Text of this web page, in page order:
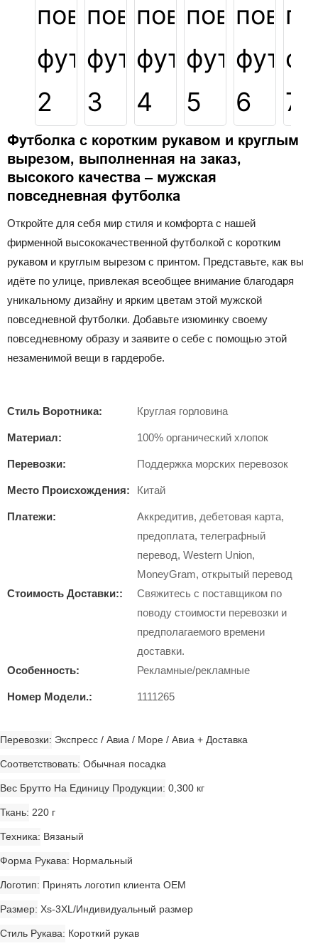
Футболка с коротким рукавом и круглым
вырезом, выполненная на заказ,
высокого качества – мужская
повседневная футболка
Откройте для себя мир стиля и комфорта с нашей
фирменной высококачественной футболкой с коротким
рукавом и круглым вырезом с принтом. Представьте, как вы
идёте по улице, привлекая всеобщее внимание благодаря
уникальному дизайну и ярким цветам этой мужской
повседневной футболки. Добавьте изюминку своему
повседневному образу и заявите о себе с помощью этой
незаменимой вещи в гардеробе.
Стиль Воротника: Круглая горловина
Материал: 100% органический хлопок
Перевозки: Поддержка морских перевозок
Место Происхождения: Китай
Платежи:
Аккредитив, дебетовая карта,
предоплата, телеграфный
перевод, Western Union,
MoneyGram, открытый перевод
Стоимость Доставки::
Свяжитесь с поставщиком по
поводу стоимости перевозки и
предполагаемого времени
доставки.
Особенность:
Рекламные/рекламные
Номер Модели.: 1111265
Перевозки Экспресс / Авиа / Море / Авиа + Доставка
Соответствовать Обычная посадка
Вес Брутто На Единицу Продукции 0,300 кг
Ткань 220 г
Техника Вязаный
Форма Рукава Нормальный
Логотип Принять логотип клиента OEM
Размер Xs-3XL/Индивидуальный размер
Стиль Рукава Короткий рукав